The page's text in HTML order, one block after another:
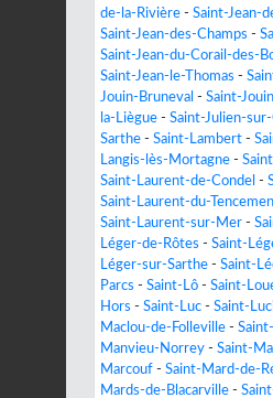
de-la-Rivière - Saint-Jean-
Saint-Jean-des-Champs -
Saint-Jean-du-Corail-des-
Saint-Jean-le-Thomas -
Jouin-Bruneval - Saint-
la-Liègue - Saint-Julien-
Sarthe - Saint-Lambert -
Langis-lès-Mortagne -
Saint-Laurent-de-Condel -
Saint-Laurent-du-
Saint-Laurent-sur-Mer -
Léger-de-Rôtes - Saint-
Léger-sur-Sarthe - Saint-
Parcs - Saint-Lô - Saint-
Hors - Saint-Luc - Saint-
Maclou-de-Folleville -
Manvieu-Norrey - Saint-
Marcouf - Saint-Mard-de-
Mards-de-Blacarville -